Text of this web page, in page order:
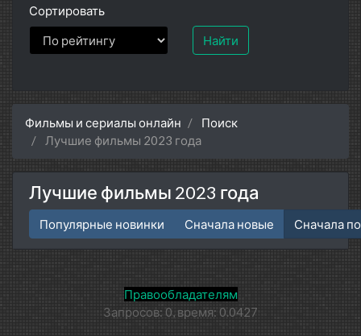
Сортировать
Найти
Фильмы и сериалы онлайн
Поиск
Лучшие фильмы 2023 года
Лучшие фильмы 2023 года
Популярные новинки Сначала новые Сначала
Правообладателям
Запросов: 0, время: 0.0427